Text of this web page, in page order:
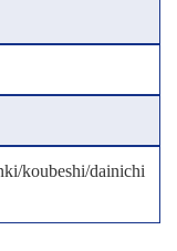
koubeshi/dainichi